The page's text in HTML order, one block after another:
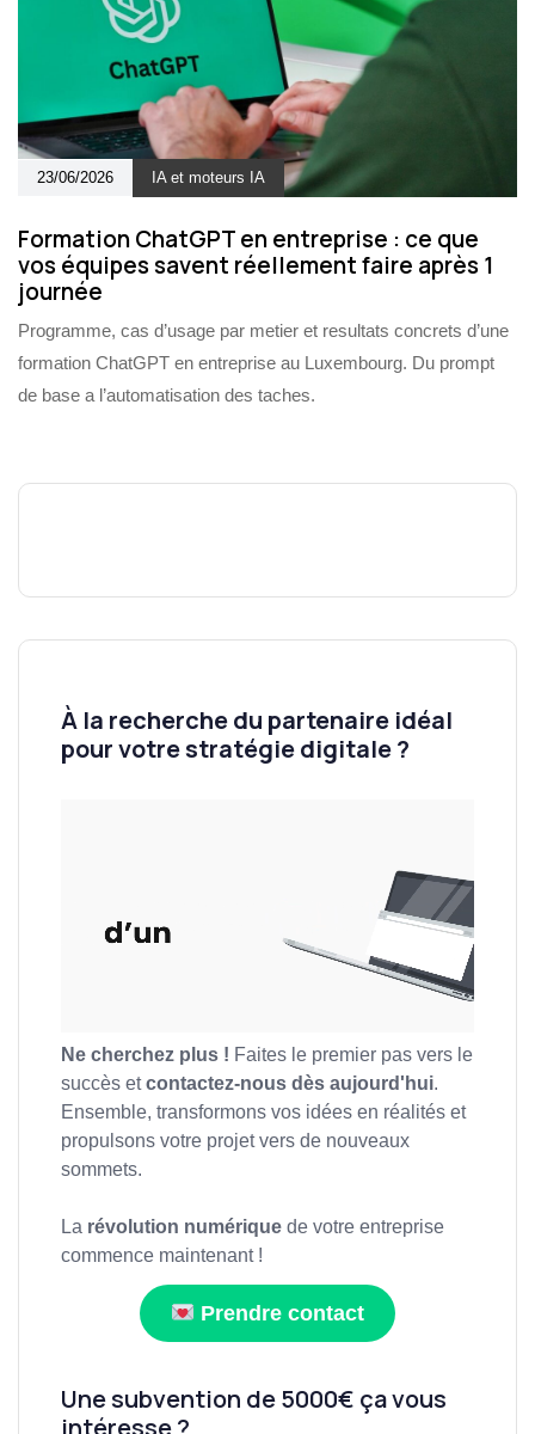
23/06/2026 IA et moteurs IA
Formation ChatGPT en entreprise : ce que
vos équipes savent réellement faire après 1
journée
Programme, cas d’usage par metier et resultats concrets d’une
formation ChatGPT en entreprise au Luxembourg. Du prompt
de base a l’automatisation des taches.
À la recherche du partenaire idéal
pour votre stratégie digitale ?
Ne cherchez plus ! Faites le premier pas vers le
succès etcontactez-nous dès aujourd'hui.
Ensemble, transformons vos idées en réalités et
propulsons votre projet vers de nouveaux
sommets.
La révolution numérique de votre entreprise
commence maintenant !
Prendre contact
Une subvention de 5000€ ça vous
intéresse ?